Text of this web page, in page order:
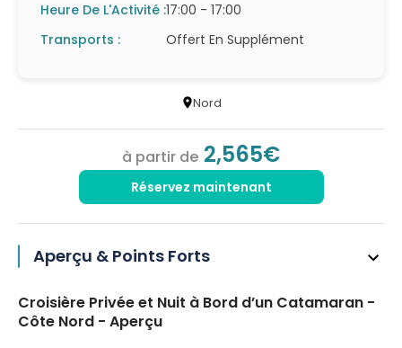
Heure De L'Activité :17:00 - 17:00
Transports :
Offert En Supplément
Nord
à partir de 2,565€
Réservez maintenant
Aperçu & Points Forts
Croisière Privée et Nuit à Bord d’un Catamaran -
Côte Nord - Aperçu